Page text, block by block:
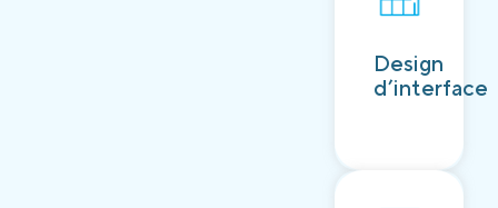
Design
d’interface